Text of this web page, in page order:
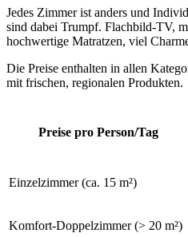
Jedes Zimmer ist anders und
sind dabei Trumpf. Flachbild-TV,
hochwertige Matratzen, viel
Die Preise enthalten in allen
mit frischen, regionalen Produkten.
Preise pro Person/Tag
Einzelzimmer (ca. 15 m²)
Komfort-Doppelzimmer (> 20 m²)